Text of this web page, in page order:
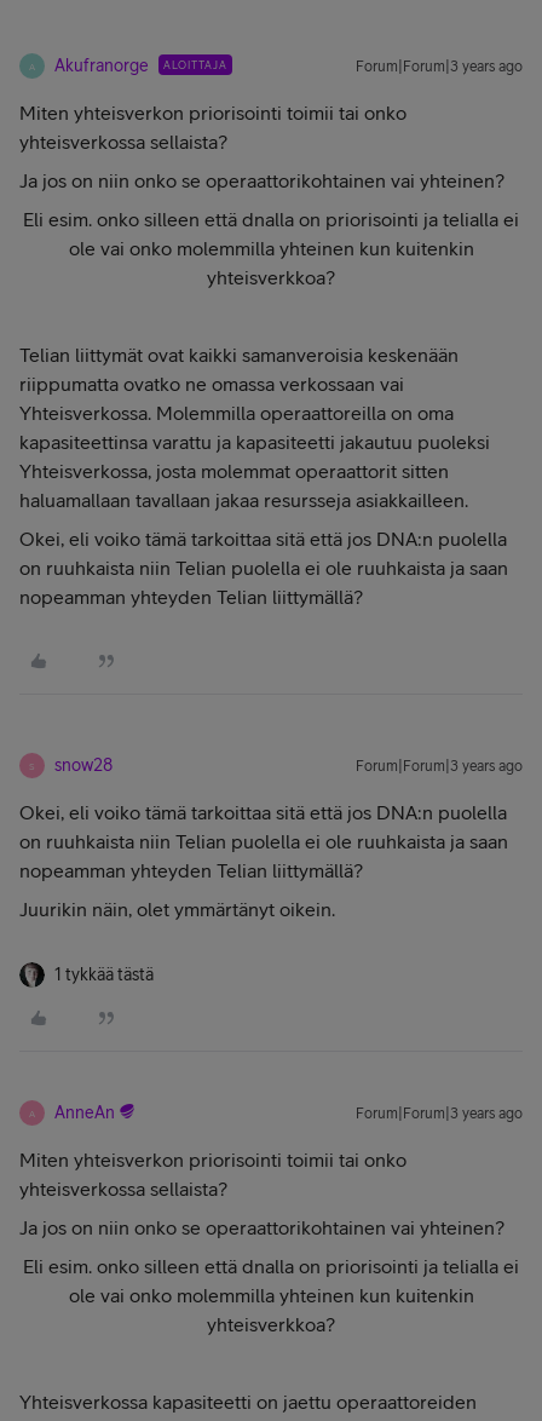
A Akufranorge ALOITTAJA Forum|Forum|3 years ago
Miten yhteisverkon priorisointi toimii tai onko
yhteisverkossa sellaista?
Ja jos on niin onko se operaattorikohtainen vai yhteinen?
Eli esim. onko silleen että dnalla on priorisointi ja telialla ei
ole vai onko molemmilla yhteinen kun kuitenkin
yhteisverkkoa?
Telian liittymät ovat kaikki samanveroisia keskenään
riippumatta ovatko ne omassa verkossaan vai
Yhteisverkossa. Molemmilla operaattoreilla on oma
kapasiteettinsa varattu ja kapasiteetti jakautuu puoleksi
Yhteisverkossa, josta molemmat operaattorit sitten
haluamallaan tavallaan jakaa resursseja asiakkailleen.
Okei, eli voiko tämä tarkoittaa sitä että jos DNA:n puolella
on ruuhkaista niin Telian puolella ei ole ruuhkaista ja saan
nopeamman yhteyden Telian liittymällä?
S snow28 Forum|Forum|3 years ago
Okei, eli voiko tämä tarkoittaa sitä että jos DNA:n puolella
on ruuhkaista niin Telian puolella ei ole ruuhkaista ja saan
nopeamman yhteyden Telian liittymällä?
Juurikin näin, olet ymmärtänyt oikein.
1 tykkää tästä
A AnneAn Forum|Forum|3 years ago
Miten yhteisverkon priorisointi toimii tai onko
yhteisverkossa sellaista?
Ja jos on niin onko se operaattorikohtainen vai yhteinen?
Eli esim. onko silleen että dnalla on priorisointi ja telialla ei
ole vai onko molemmilla yhteinen kun kuitenkin
yhteisverkkoa?
Yhteisverkossa kapasiteetti on jaettu operaattoreiden